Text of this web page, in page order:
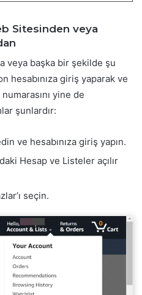
Sitesinden veya
veya başka bir şekilde şu
hesabınıza giriş yaparak ve
yine de
şunlardır:
ve hesabınıza giriş yapın.
Hesap ve Listeler açılır
seçin.